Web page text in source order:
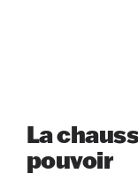
La
pouvoir